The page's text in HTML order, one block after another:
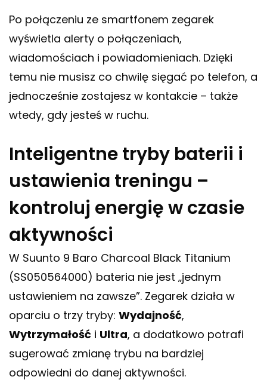
Po połączeniu ze smartfonem zegarek
wyświetla alerty o połączeniach,
wiadomościach i powiadomieniach. Dzięki
temu nie musisz co chwilę sięgać po telefon, a
jednocześnie zostajesz w kontakcie – także
wtedy, gdy jesteś w ruchu.
Inteligentne tryby baterii i
ustawienia treningu –
kontroluj energię w czasie
aktywności
W Suunto 9 Baro Charcoal Black Titanium
(SS050564000) bateria nie jest „jednym
ustawieniem na zawsze”. Zegarek działa w
oparciu o trzy tryby: Wydajność,
Wytrzymałość i Ultra, a dodatkowo potrafi
sugerować zmianę trybu na bardziej
odpowiedni do danej aktywności.